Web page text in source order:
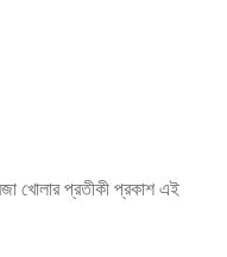
খোলার প্রতীকী প্রকাশ এই